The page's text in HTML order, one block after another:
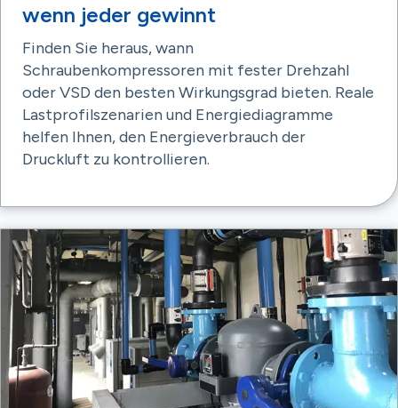
wenn jeder gewinnt
Finden Sie heraus, wann
Schraubenkompressoren mit fester Drehzahl
oder VSD den besten Wirkungsgrad bieten. Reale
Lastprofilszenarien und Energiediagramme
helfen Ihnen, den Energieverbrauch der
Druckluft zu kontrollieren.